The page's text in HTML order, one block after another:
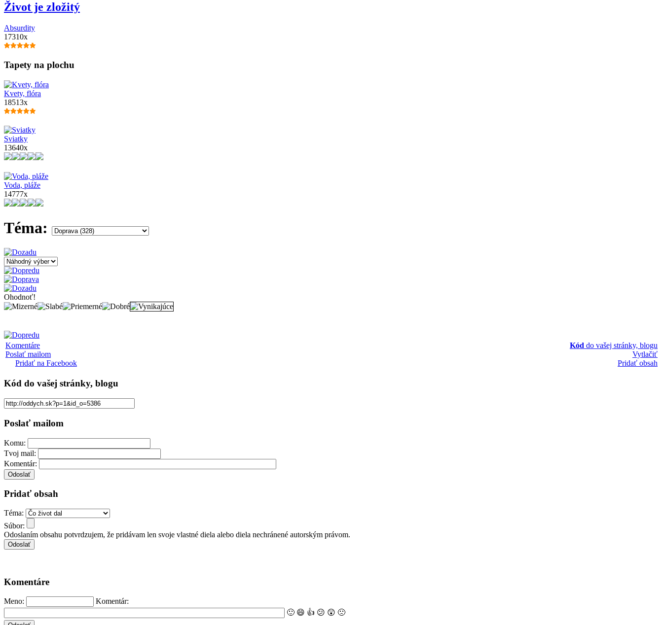
Život je zložitý
Absurdity
17310x
Tapety na plochu
Kvety, flóra
18513x
Sviatky
13640x
Voda, pláže
14777x
Téma:
Ohodnoť!
Komentáre
Poslať mailom
Pridať na Facebook
Kód do vašej stránky, blogu
Vytlačiť
Pridať obsah
Kód do vašej stránky, blogu
Poslať mailom
Komu:
Tvoj mail:
Komentár:
Pridať obsah
Téma:
Súbor:
Odoslaním obsahu potvrdzujem, že pridávam len svoje vlastné diela alebo diela nechránené autorským právom.
Komentáre
Meno:
Komentár:
🙂 😄 👍 😕 😲 🙁